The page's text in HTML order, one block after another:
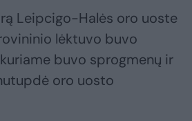
Leipcigo-Halės oro uoste
lėktuvo buvo
buvo sprogmenų ir
oro uosto